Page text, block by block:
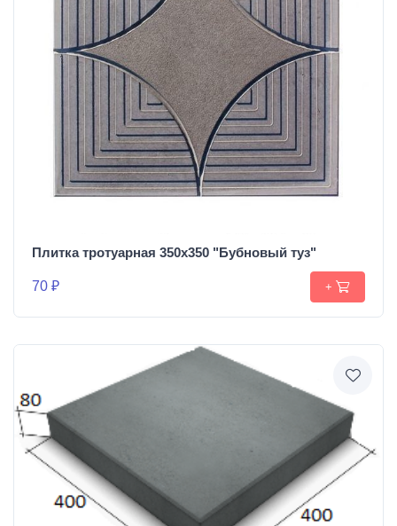
Плитка тротуарная 350х350 "Бубновый туз"
70 ₽ +